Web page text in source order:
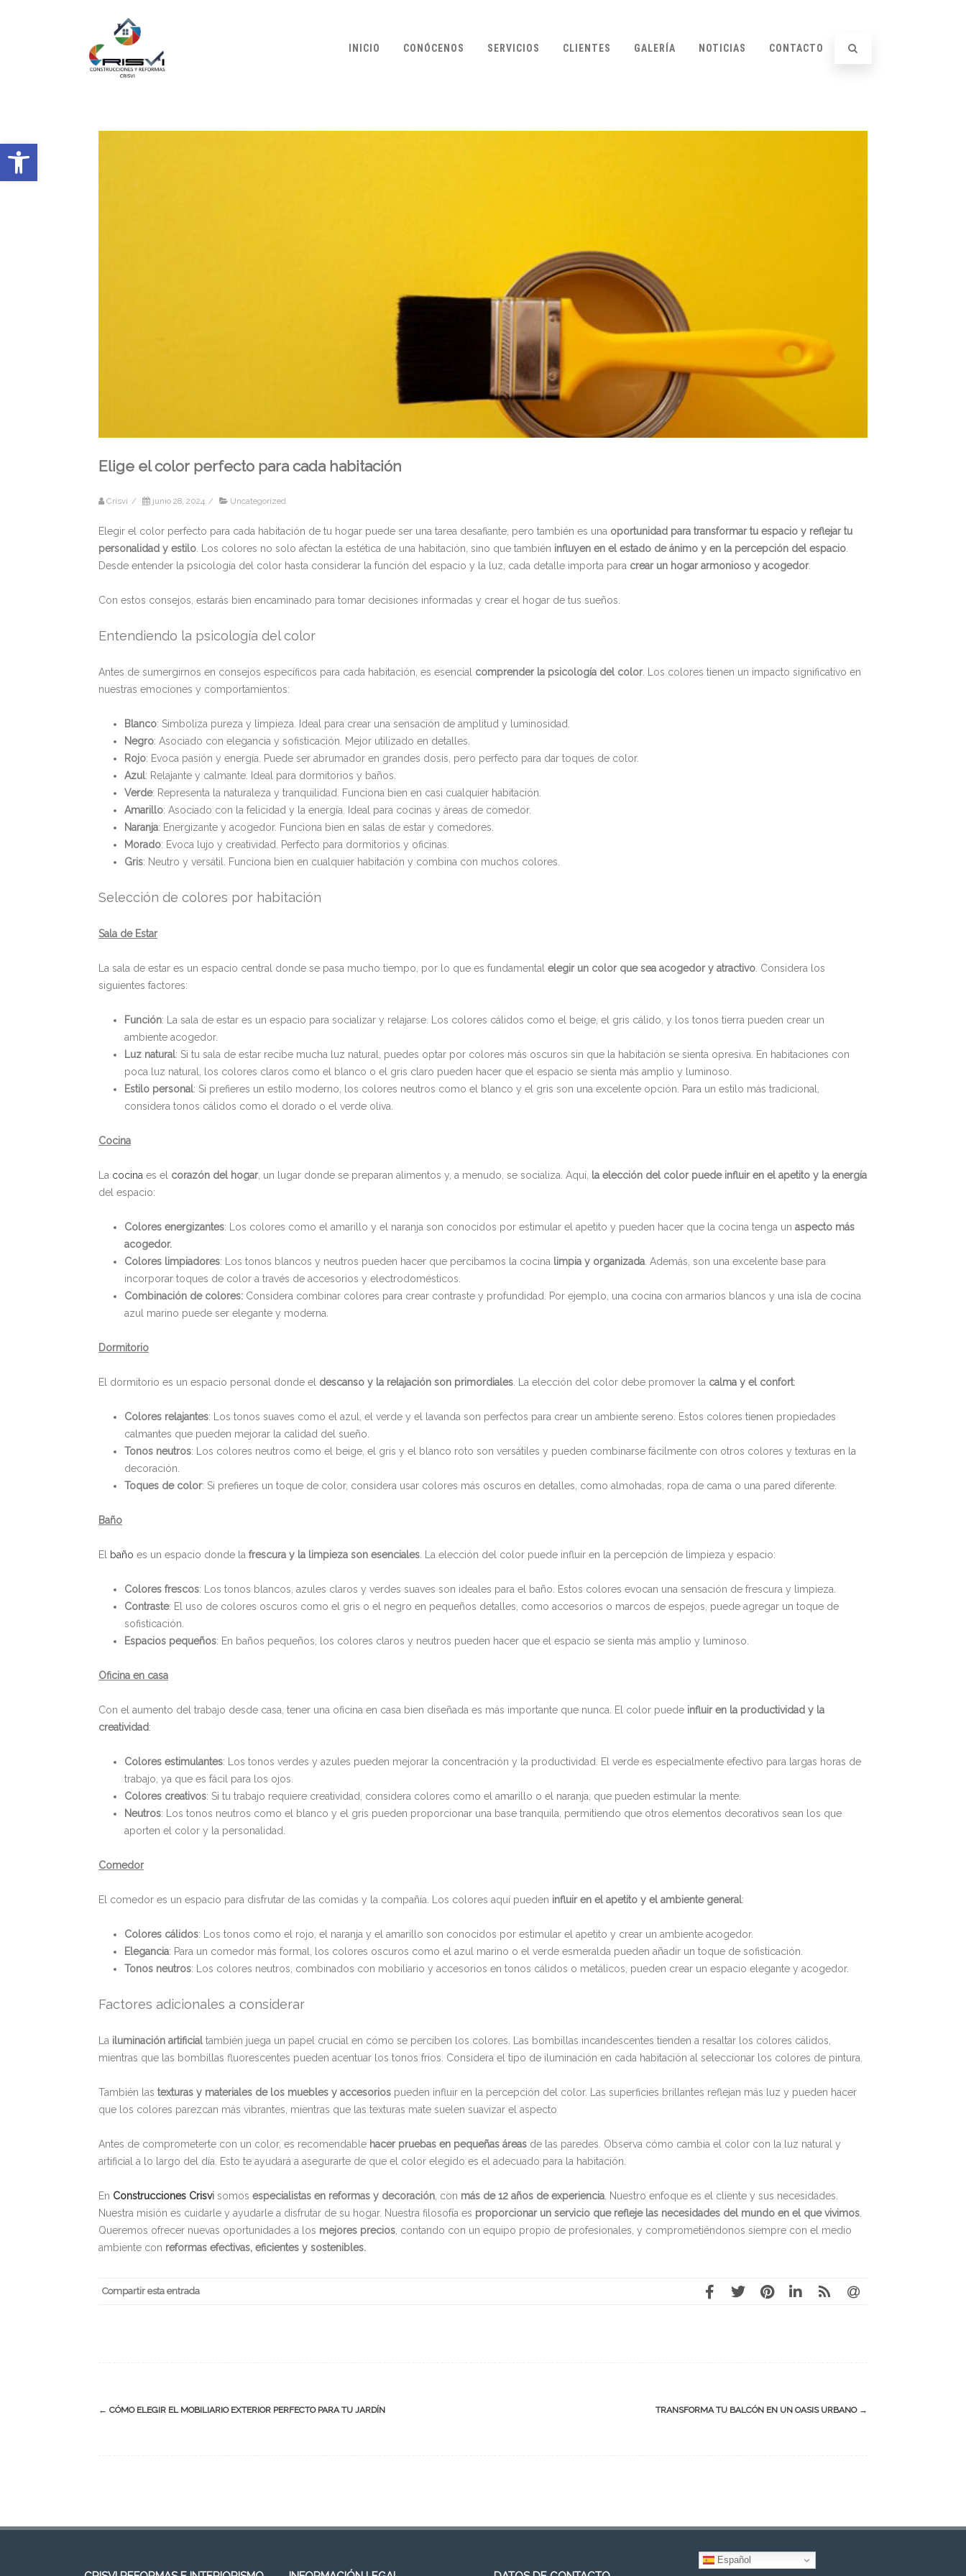
Abrir barra de herramientas
INICIO CONÓCENOS SERVICIOS CLIENTES GALERÍA NOTICIAS CONTACTO
Elige el color perfecto para cada habitación
Crisvi / junio 28, 2024 / Uncategorized
Elegir el color perfecto para cada habitación de tu hogar puede ser una tarea desafiante, pero también es una oportunidad para transformar tu espacio y reflejar tu
personalidad y estilo. Los colores no solo afectan la estética de una habitación, sino que también influyen en el estado de ánimo y en la percepción del espacio.
Desde entender la psicología del color hasta considerar la función del espacio y la luz, cada detalle importa para crear un hogar armonioso y acogedor.
Con estos consejos, estarás bien encaminado para tomar decisiones informadas y crear el hogar de tus sueños.
Entendiendo la psicología del color
Antes de sumergirnos en consejos específicos para cada habitación, es esencial comprender la psicología del color. Los colores tienen un impacto significativo en
nuestras emociones y comportamientos:
Blanco: Simboliza pureza y limpieza. Ideal para crear una sensación de amplitud y luminosidad.
Negro: Asociado con elegancia y sofisticación. Mejor utilizado en detalles.
Rojo: Evoca pasión y energía. Puede ser abrumador en grandes dosis, pero perfecto para dar toques de color.
Azul: Relajante y calmante. Ideal para dormitorios y baños.
Verde: Representa la naturaleza y tranquilidad. Funciona bien en casi cualquier habitación.
Amarillo: Asociado con la felicidad y la energía. Ideal para cocinas y áreas de comedor.
Naranja: Energizante y acogedor. Funciona bien en salas de estar y comedores.
Morado: Evoca lujo y creatividad. Perfecto para dormitorios y oficinas.
Gris: Neutro y versátil. Funciona bien en cualquier habitación y combina con muchos colores.
Selección de colores por habitación
Sala de Estar
La sala de estar es un espacio central donde se pasa mucho tiempo, por lo que es fundamental elegir un color que sea acogedor y atractivo. Considera los
siguientes factores:
Función: La sala de estar es un espacio para socializar y relajarse. Los colores cálidos como el beige, el gris cálido, y los tonos tierra pueden crear un
ambiente acogedor.
Luz natural: Si tu sala de estar recibe mucha luz natural, puedes optar por colores más oscuros sin que la habitación se sienta opresiva. En habitaciones con
poca luz natural, los colores claros como el blanco o el gris claro pueden hacer que el espacio se sienta más amplio y luminoso.
Estilo personal: Si prefieres un estilo moderno, los colores neutros como el blanco y el gris son una excelente opción. Para un estilo más tradicional,
considera tonos cálidos como el dorado o el verde oliva.
Cocina
La cocina es el corazón del hogar, un lugar donde se preparan alimentos y, a menudo, se socializa. Aquí, la elección del color puede influir en el apetito y la energía
del espacio:
Colores energizantes: Los colores como el amarillo y el naranja son conocidos por estimular el apetito y pueden hacer que la cocina tenga un aspecto más
acogedor.
Colores limpiadores: Los tonos blancos y neutros pueden hacer que percibamos la cocina limpia y organizada. Además, son una excelente base para
incorporar toques de color a través de accesorios y electrodomésticos.
Combinación de colores: Considera combinar colores para crear contraste y profundidad. Por ejemplo, una cocina con armarios blancos y una isla de cocina
azul marino puede ser elegante y moderna.
Dormitorio
El dormitorio es un espacio personal donde el descanso y la relajación son primordiales. La elección del color debe promover la calma y el confort:
Colores relajantes: Los tonos suaves como el azul, el verde y el lavanda son perfectos para crear un ambiente sereno. Estos colores tienen propiedades
calmantes que pueden mejorar la calidad del sueño.
Tonos neutros: Los colores neutros como el beige, el gris y el blanco roto son versátiles y pueden combinarse fácilmente con otros colores y texturas en la
decoración.
Toques de color: Si prefieres un toque de color, considera usar colores más oscuros en detalles, como almohadas, ropa de cama o una pared diferente.
Baño
El baño es un espacio donde la frescura y la limpieza son esenciales. La elección del color puede influir en la percepción de limpieza y espacio:
Colores frescos: Los tonos blancos, azules claros y verdes suaves son ideales para el baño. Estos colores evocan una sensación de frescura y limpieza.
Contraste: El uso de colores oscuros como el gris o el negro en pequeños detalles, como accesorios o marcos de espejos, puede agregar un toque de
sofisticación.
Espacios pequeños: En baños pequeños, los colores claros y neutros pueden hacer que el espacio se sienta más amplio y luminoso.
Oficina en casa
Con el aumento del trabajo desde casa, tener una oficina en casa bien diseñada es más importante que nunca. El color puede influir en la productividad y la
creatividad:
Colores estimulantes: Los tonos verdes y azules pueden mejorar la concentración y la productividad. El verde es especialmente efectivo para largas horas de
trabajo, ya que es fácil para los ojos.
Colores creativos: Si tu trabajo requiere creatividad, considera colores como el amarillo o el naranja, que pueden estimular la mente.
Neutros: Los tonos neutros como el blanco y el gris pueden proporcionar una base tranquila, permitiendo que otros elementos decorativos sean los que
aporten el color y la personalidad.
Comedor
El comedor es un espacio para disfrutar de las comidas y la compañía. Los colores aquí pueden influir en el apetito y el ambiente general:
Colores cálidos: Los tonos como el rojo, el naranja y el amarillo son conocidos por estimular el apetito y crear un ambiente acogedor.
Elegancia: Para un comedor más formal, los colores oscuros como el azul marino o el verde esmeralda pueden añadir un toque de sofisticación.
Tonos neutros: Los colores neutros, combinados con mobiliario y accesorios en tonos cálidos o metálicos, pueden crear un espacio elegante y acogedor.
Factores adicionales a considerar
La iluminación artificialtambién juega un papel crucial en cómo se perciben los colores. Las bombillas incandescentes tienden a resaltar los colores cálidos,
mientras que las bombillas fluorescentes pueden acentuar los tonos fríos. Considera el tipo de iluminación en cada habitación al seleccionar los colores de pintura.
También las texturas y materiales de los muebles y accesorios pueden influir en la percepción del color. Las superficies brillantes reflejan más luz y pueden hacer
que los colores parezcan más vibrantes, mientras que las texturas mate suelen suavizar el aspecto
Antes de comprometerte con un color, es recomendable hacer pruebas en pequeñas áreas de las paredes. Observa cómo cambia el color con la luz natural y
artificial a lo largo del día. Esto te ayudará a asegurarte de que el color elegido es el adecuado para la habitación.
En Construcciones Crisvi somos especialistas en reformas y decoración, con más de 12 años de experiencia. Nuestro enfoque es el cliente y sus necesidades.
Nuestra misión es cuidarle y ayudarle a disfrutar de su hogar. Nuestra filosofía es proporcionar un servicio que refleje las necesidades del mundo en el que vivimos.
Queremos ofrecer nuevas oportunidades a los mejores precios, contando con un equipo propio de profesionales, y comprometiéndonos siempre con el medio
ambiente con reformas efectivas, eficientes y sostenibles.
Compartir esta entrada
← CÓMO ELEGIR EL MOBILIARIO EXTERIOR PERFECTO PARA TU JARDÍN TRANSFORMA TU BALCÓN EN UN OASIS URBANO →
Español